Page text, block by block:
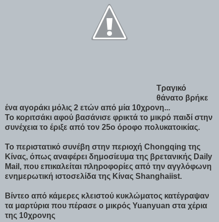
Τραγικό
θάνατο βρήκε
ένα αγοράκι μόλις 2 ετών από μία 10χρονη...
Το κοριτσάκι αφού βασάνισε φρικτά το μικρό παιδί στην
συνέχεια το έριξε από τον 25ο όροφο πολυκατοικίας.
Το περιστατικό συνέβη στην περιοχή Chongqing της
Κίνας, όπως αναφέρει δημοσίευμα της βρετανικής Daily
Mail, που επικαλείται πληροφορίες από την αγγλόφωνη
ενημερωτική ιστοσελίδα της Κίνας Shanghaiist.
Βίντεο από κάμερες κλειστού κυκλώματος κατέγραψαν
τα μαρτύρια που πέρασε ο μικρός Yuanyuan στα χέρια
της 10χρονης